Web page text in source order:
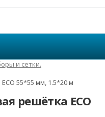
и сетки.
55*55 мм, 1.5*20 м
решётка ECO